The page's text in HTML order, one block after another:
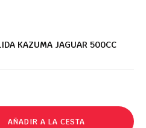
KAZUMA JAGUAR 500CC
AÑADIR A LA CESTA